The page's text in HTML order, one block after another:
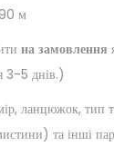
м
на замовлення
3-5 днів.)
ланцюжок, тип
та інші